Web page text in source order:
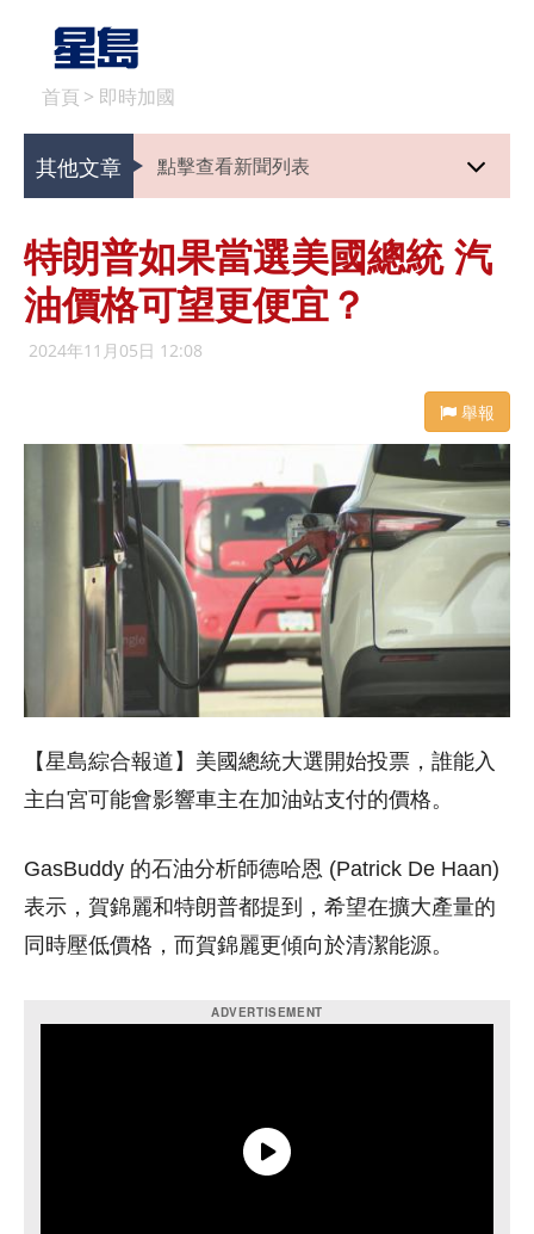
首頁 > 即時加國
其他文章 點擊查看新聞列表
特朗普如果當選美國總統 汽
油價格可望更便宜？
2024年11月05日 12:08
舉報
【星島綜合報道】美國總統大選開始投票，誰能入
主白宮可能會影響車主在加油站支付的價格。
GasBuddy 的石油分析師德哈恩 (Patrick De Haan)
表示，賀錦麗和特朗普都提到，希望在擴大產量的
同時壓低價格，而賀錦麗更傾向於清潔能源。